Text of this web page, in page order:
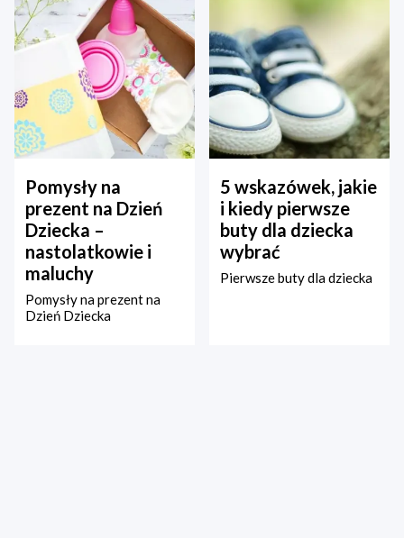
Pomysły na
prezent na Dzień
Dziecka –
nastolatkowie i
maluchy
Pomysły na prezent na
Dzień Dziecka
5 wskazówek, jakie
i kiedy pierwsze
buty dla dziecka
wybrać
Pierwsze buty dla dziecka